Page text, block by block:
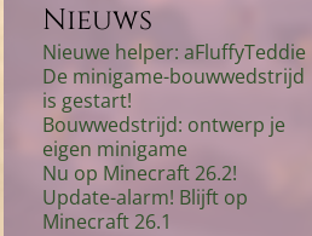
Nieuws
Nieuwe helper: aFluffyTeddie
De minigame-bouwwedstrijd
is gestart!
Bouwwedstrijd: ontwerp je
eigen minigame
Nu op Minecraft 26.2!
Update-alarm! Blijft op
Minecraft 26.1